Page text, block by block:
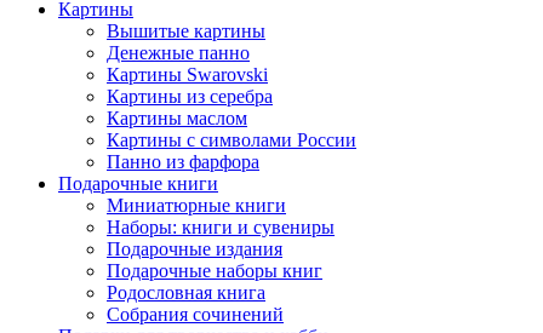
Картины
Вышитые картины
Денежные панно
Картины Swarovski
Картины из серебра
Картины маслом
Картины с символами России
Панно из фарфора
Подарочные книги
Миниатюрные книги
Наборы: книги и сувениры
Подарочные издания
Подарочные наборы книг
Родословная книга
Собрания сочинений